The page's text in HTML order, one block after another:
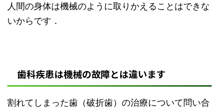
人間の身体は機械のように取りかえることはできな
いからです．
歯科疾患は機械の故障とは違います
割れてしまった歯（破折歯）の治療について問い合